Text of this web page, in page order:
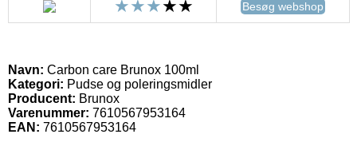
Besøg webshop
Navn: Carbon care Brunox 100ml
Kategori: Pudse og poleringsmidler
Producent: Brunox
Varenummer: 7610567953164
EAN: 7610567953164